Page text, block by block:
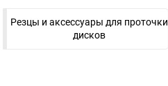
Резцы и аксессуары для проточки
дисков